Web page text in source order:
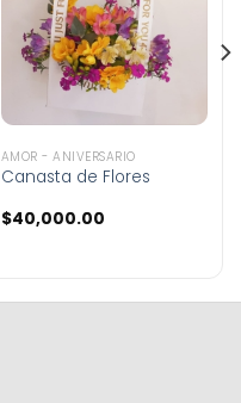
AMOR - ANIVERSARIO
Canasta de Flores
$40,000.00